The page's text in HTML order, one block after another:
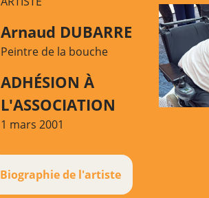
Arnaud DUBARRE
Peintre de la bouche
ADHÉSION À
L'ASSOCIATION
1 mars 2001
Biographie de l'artiste